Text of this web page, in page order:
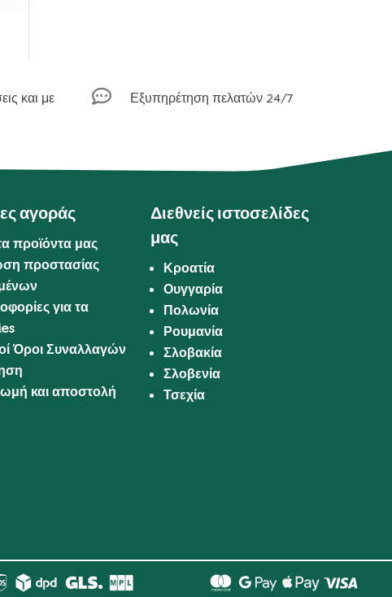
και με
 Εξυπηρέτηση πελατών 24/7
αγοράς
προϊόντα μας
προστασίας
για τα
Όροι Συναλλαγών
και αποστολή
Διεθνείς ιστοσελίδες
μας
Κροατία
Ουγγαρία
Πολωνία
Ρουμανία
Σλοβακία
Σλοβενία
Τσεχία